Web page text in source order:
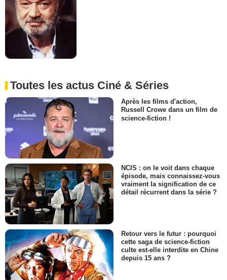
Toutes les actus Ciné & Séries
Après les films d'action,
Russell Crowe dans un film de
science-fiction !
NCIS : on le voit dans chaque
épisode, mais connaissez-vous
vraiment la signification de ce
détail récurrent dans la série ?
Retour vers le futur : pourquoi
cette saga de science-fiction
culte est-elle interdite en Chine
depuis 15 ans ?